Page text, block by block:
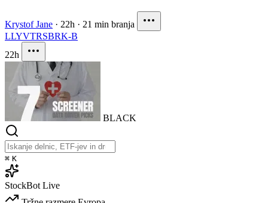
Krystof Jane · 22h · 21 min branja
LLYVTRSBRK-B
22h
BLACK
⌘ K
StockBot Live